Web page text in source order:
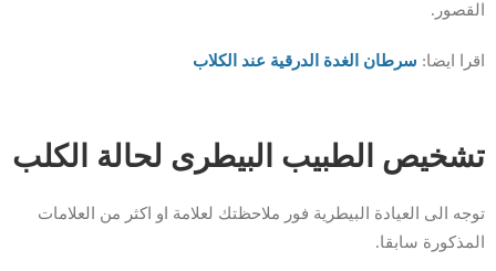
القصور.
اقرا ايضا: سرطان الغدة الدرقية عند الكلاب
تشخيص الطبيب البيطرى لحالة الكلب
توجه الى العيادة البيطرية فور ملاحظتك لعلامة او اكثر من العلامات
المذكورة سابقا.